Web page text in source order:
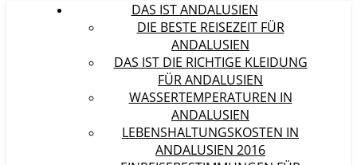
DAS IST ANDALUSIEN
DIE BESTE REISEZEIT FÜR
ANDALUSIEN
DAS IST DIE RICHTIGE KLEIDUNG
FÜR ANDALUSIEN
WASSERTEMPERATUREN IN
ANDALUSIEN
LEBENSHALTUNGSKOSTEN IN
ANDALUSIEN 2016